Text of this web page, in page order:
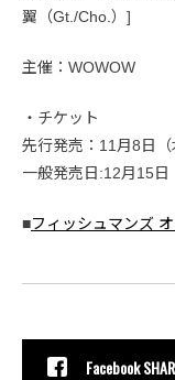
翼（Gt./Cho.）]
主催：WOWOW
・チケット
先行発売：11月8日
一般発売日:12月15
■フィッシュマンズ
Facebook